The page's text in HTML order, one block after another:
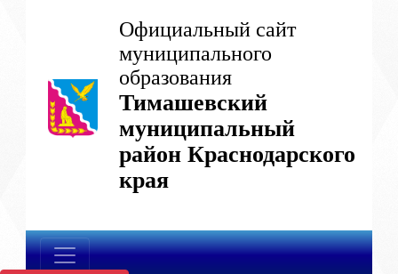
Официальный сайт
муниципального
образования
Тимашевский
муниципальный
район Краснодарского
края